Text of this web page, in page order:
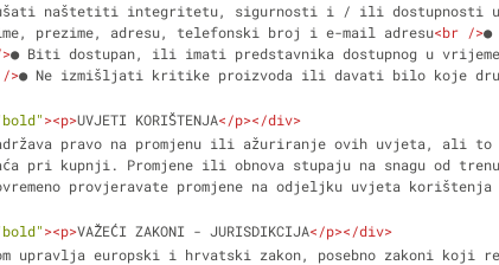
naštetiti integritetu, sigurnosti i / ili dostupnosti
prezime, adresu, telefonski broj i e-mail adresu<br />●
● Biti dostupan, ili imati predstavnika dostupnog u
/>● Ne izmišljati kritike proizvoda ili davati bilo koje
><p>UVJETI KORIŠTENJA</p></div>
pravo na promjenu ili ažuriranje ovih uvjeta, ali to
pri kupnji. Promjene ili obnova stupaju na snagu od
provjeravate promjene na odjeljku uvjeta
><p>VAŽEĆI ZAKONI - JURISDIKCIJA</p></div>
upravlja europski i hrvatski zakon, posebno zakoni